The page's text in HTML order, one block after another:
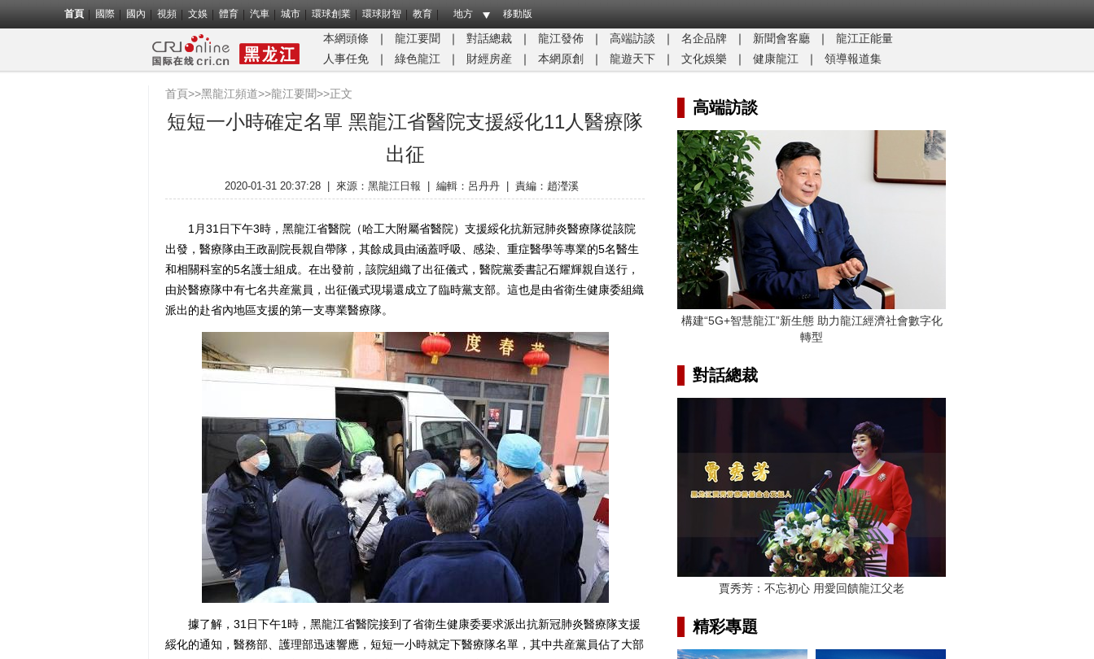
首頁 國際 國內 視頻 文娛 體育 汽車 城市 環球創業 環球財智 教育 地方 移動版
本網頭條 ｜ 龍江要聞 ｜ 對話總裁 ｜ 龍江發佈 ｜ 高端訪談 ｜ 名企品牌 ｜ 新聞會客廳 ｜
龍江正能量​
人事任免
｜ 綠色龍江 ｜ 財經房産 ｜ 本網原創 ｜ 龍遊天下 ｜ 文化娛樂 ｜ 健康龍江 ｜ 領導報道集
首頁>>黑龍江頻道>>龍江要聞>>正文
短短一小時確定名單 黑龍江省醫院支援綏化11人醫療隊
出征
2020-01-31 20:37:28 來源： 黑龍江日報 編輯：呂丹丹 責編：趙瀅溪
1月31日下午3時，黑龍江省醫院（哈工大附屬省醫院）支援綏化抗新冠肺炎醫療隊從該院
出發，醫療隊由王政副院長親自帶隊，其餘成員由涵蓋呼吸、感染、重症醫學等專業的5名醫生
和相關科室的5名護士組成。在出發前，該院組織了出征儀式，醫院黨委書記石耀輝親自送行，
由於醫療隊中有七名共産黨員，出征儀式現場還成立了臨時黨支部。這也是由省衛生健康委組織
派出的赴省內地區支援的第一支專業醫療隊。
據了解，31日下午1時，黑龍江省醫院接到了省衛生健康委要求派出抗新冠肺炎醫療隊支援
綏化的通知，醫務部、護理部迅速響應，短短一小時就定下醫療隊名單，其中共産黨員佔了大部
高端訪談
構建“5G+智慧龍江”新生態 助力龍江經濟社會數字化
轉型
對話總裁
賈秀芳：不忘初心 用愛回饋龍江父老
精彩專題